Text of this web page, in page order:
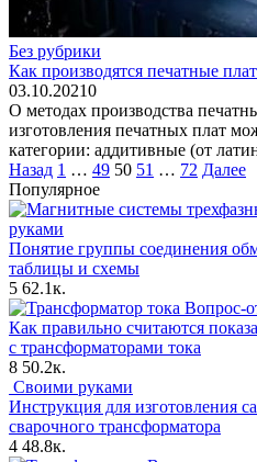
Без рубрики
Как производятся печатные
03.10.20210
О методах производства
изготовления печатных плат
категории: аддитивные (от
Пагинация
записей
Назад 1 … 49 50 51 … 72 Далее
Популярное
руками
Понятие группы соединения
таблицы и схемы
5 62.1к.
Вопрос-
Как правильно считаются
с трансформаторами тока
8 50.2к.
Своими руками
Инструкция для изготовления
сварочного трансформатора
4 48.8к.